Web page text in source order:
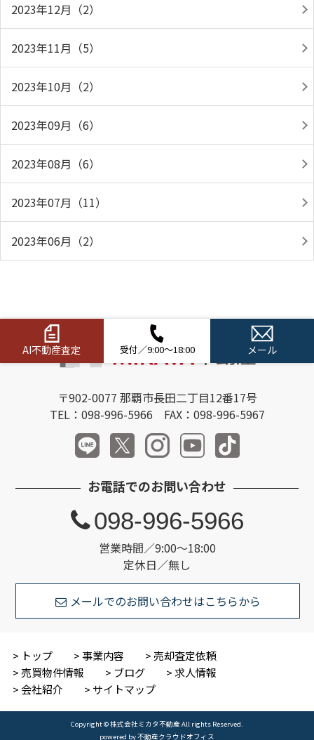
2023年12月（2）
2023年11月（5）
2023年10月（2）
2023年09月（6）
2023年08月（6）
2023年07月（11）
2023年06月（2）
AI不動産査定 受付／9:00～18:00 メール
〒902-0077 那覇市長田二丁目12番17号
TEL：098-996-5966 FAX：098-996-5967
お電話でのお問い合わせ
営業時間／9:00～18:00
定休日／無し
098-996-5966
メールでのお問い合わせはこちらから
トップ 事業内容
売却査定依頼
売買物件情報
ブログ
求人情報
会社紹介
サイトマップ
Copyright © 株式会社ミカタ不動産 All rights Reserved.
powered by 不動産クラウドオフィス